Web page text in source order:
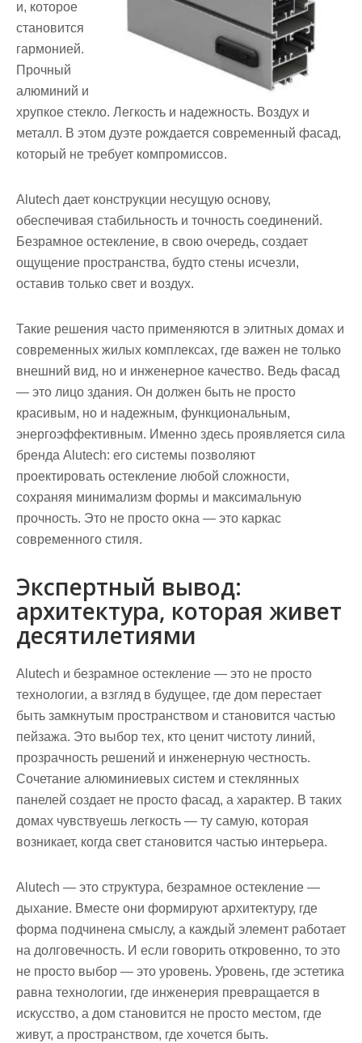
и, которое
становится
гармонией.
Прочный
алюминий и
хрупкое стекло. Легкость и надежность. Воздух и
металл. В этом дуэте рождается современный фасад,
который не требует компромиссов.
Alutech дает конструкции несущую основу,
обеспечивая стабильность и точность соединений.
Безрамное остекление, в свою очередь, создает
ощущение пространства, будто стены исчезли,
оставив только свет и воздух.
Такие решения часто применяются в элитных домах и
современных жилых комплексах, где важен не только
внешний вид, но и инженерное качество. Ведь фасад
— это лицо здания. Он должен быть не просто
красивым, но и надежным, функциональным,
энергоэффективным. Именно здесь проявляется сила
бренда Alutech: его системы позволяют
проектировать остекление любой сложности,
сохраняя минимализм формы и максимальную
прочность. Это не просто окна — это каркас
современного стиля.
Экспертный вывод:
архитектура, которая живет
десятилетиями
Alutech и безрамное остекление — это не просто
технологии, а взгляд в будущее, где дом перестает
быть замкнутым пространством и становится частью
пейзажа. Это выбор тех, кто ценит чистоту линий,
прозрачность решений и инженерную честность.
Сочетание алюминиевых систем и стеклянных
панелей создает не просто фасад, а характер. В таких
домах чувствуешь легкость — ту самую, которая
возникает, когда свет становится частью интерьера.
Alutech — это структура, безрамное остекление —
дыхание. Вместе они формируют архитектуру, где
форма подчинена смыслу, а каждый элемент работает
на долговечность. И если говорить откровенно, то это
не просто выбор — это уровень. Уровень, где эстетика
равна технологии, где инженерия превращается в
искусство, а дом становится не просто местом, где
живут, а пространством, где хочется быть.